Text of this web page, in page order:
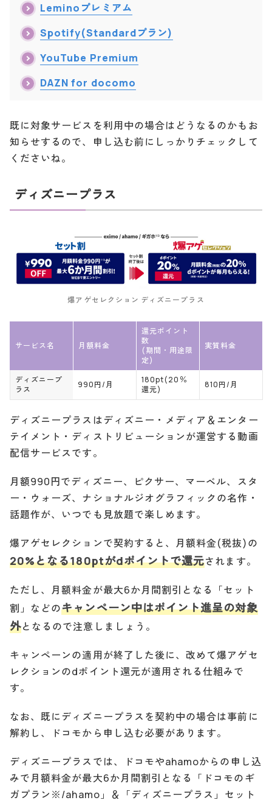
Leminoプレミアム
Spotify(Standardプラン)
YouTube Premium
DAZN for docomo
既に対象サービスを利用中の場合はどうなるのかもお
知らせするので、申し込む前にしっかりチェックして
くださいね。
ディズニープラス
爆アゲセレクション ディズニープラス
サービス名 月額料金
還元ポイント
数
(期間・用途限
定)
実質料金
ディズニープ
ラス
990円/月
180pt(20％
還元)
810円/月
ディズニープラスはディズニー・メディア＆エンター
テイメント・ディストリビューションが運営する動画
配信サービスです。
月額990円でディズニー、ピクサー、マーベル、スタ
ー・ウォーズ、ナショナルジオグラフィックの名作・
話題作が、いつでも見放題で楽しめます。
爆アゲセレクションで契約すると、月額料金(税抜)の
20%となる180ptがdポイントで還元されます。
ただし、月額料金が最大6か月間割引となる「セット
割」などのキャンペーン中はポイント進呈の対象
外となるので注意しましょう。
キャンペーンの適用が終了した後に、改めて爆アゲセ
レクションのdポイント還元が適用される仕組みで
す。
なお、既にディズニープラスを契約中の場合は事前に
解約し、ドコモから申し込む必要があります。
ディズニープラスでは、ドコモやahamoからの申し込
みで月額料金が最大6か月間割引となる「ドコモのギ
ガプラン※/ahamo」＆「ディズニープラス」セット